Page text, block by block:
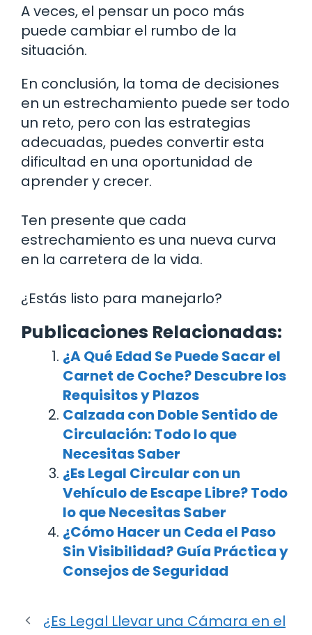
A veces, el pensar un poco más
puede cambiar el rumbo de la
situación.
En conclusión, la toma de decisiones
en un estrechamiento puede ser todo
un reto, pero con las estrategias
adecuadas, puedes convertir esta
dificultad en una oportunidad de
aprender y crecer.
Ten presente que cada
estrechamiento es una nueva curva
en la carretera de la vida.
¿Estás listo para manejarlo?
Publicaciones Relacionadas:
¿A Qué Edad Se Puede Sacar el
Carnet de Coche? Descubre los
Requisitos y Plazos
Calzada con Doble Sentido de
Circulación: Todo lo que
Necesitas Saber
¿Es Legal Circular con un
Vehículo de Escape Libre? Todo
lo que Necesitas Saber
¿Cómo Hacer un Ceda el Paso
Sin Visibilidad? Guía Práctica y
Consejos de Seguridad
¿Es Legal Llevar una Cámara en el